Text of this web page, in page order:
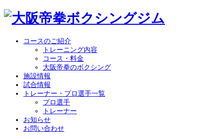
コースのご紹介
トレーニング内容
コース・料金
大阪帝拳のボクシング
施設情報
試合情報
トレーナー・プロ選手一覧
プロ選手
トレーナー
お知らせ
お問い合わせ